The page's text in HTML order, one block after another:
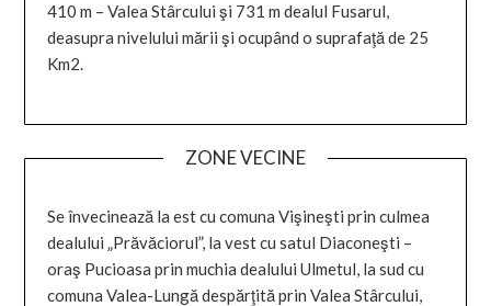
410 m – Valea Stârcului şi 731 m dealul Fusarul,
deasupra nivelului mării şi ocupând o suprafaţă de 25
Km2.
ZONE VECINE
Se învecinează la est cu comuna Vişineşti prin culmea
dealului „Prăvăciorul”, la vest cu satul Diaconeşti –
oraş Pucioasa prin muchia dealului Ulmetul, la sud cu
comuna Valea-Lungă despărţită prin Valea Stârcului,